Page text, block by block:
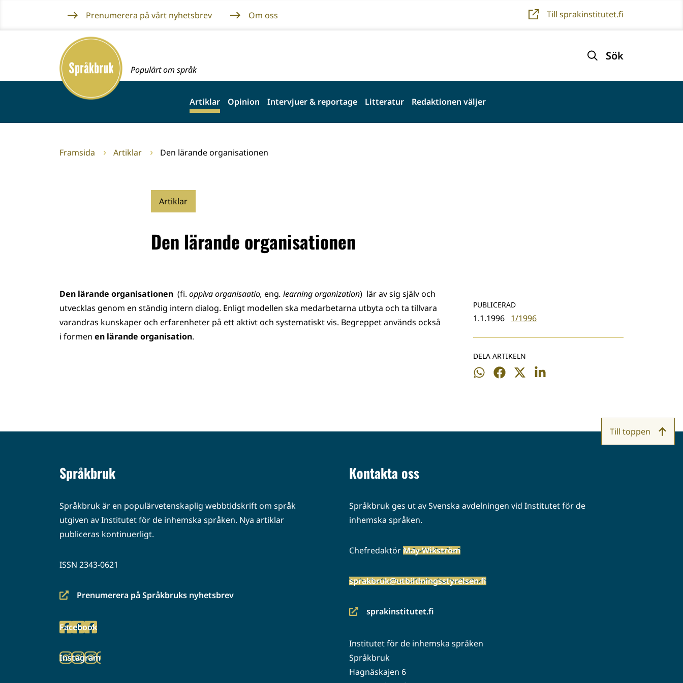
innehållet
Prenumerera på vårt nyhetsbrev Om oss Till sprakinstitutet.fi
Framsida
Populärt om språk
Sök
Artiklar Opinion Intervjuer & reportage Litteratur Redaktionen väljer
Framsida Artiklar Den lärande organisationen
Artiklar
Den lärande organisationen
PUBLICERAD
1.1.1996 1/1996
DELA ARTIKELN
Dela
Dela
Dela
Dela
Den lärande organisationen (fi. oppiva organisaatio, eng. learning organization) lär av sig själv och
utvecklas genom en ständig intern dialog. Enligt modellen ska medarbetarna utbyta och ta tillvara
varandras kunskaper och erfarenheter på ett aktivt och systematiskt vis. Begreppet används också
i formen en lärande organisation.
Språkbruk
Språkbruk är en populärvetenskaplig webbtidskrift om språk
utgiven av Institutet för de inhemska språken. Nya artiklar
publiceras kontinuerligt.
ISSN 2343-0621
Prenumerera på Språkbruks nyhetsbrev
(siirryt
palveluun)
Facebook
(siirryt
palveluun)
Instagram
(siirryt
Kontakta oss
Språkbruk ges ut av Svenska avdelningen vid Institutet för de
inhemska språken.
ChefredaktörMay Wikström
sprakbruk@utbildningsstyrelsen.fi
sprakinstitutet.fi
(siirryt
palveluun)
Institutet för de inhemska språken
Språkbruk
Hagnäskajen 6
Till toppen